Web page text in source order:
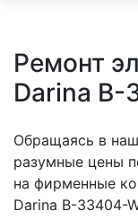
Ремонт
Darina
Обращаясь в
разумные цены
на фирменные
Darina B-33404-